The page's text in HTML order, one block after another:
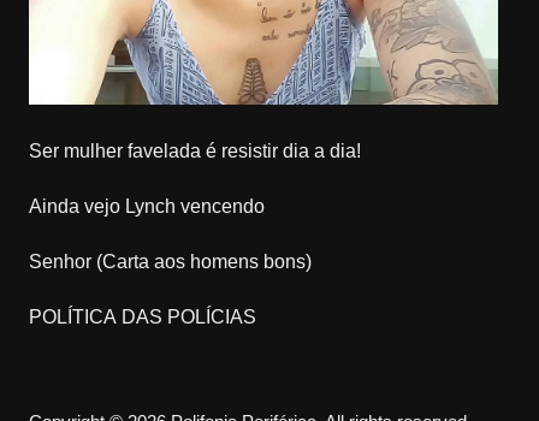
Ser mulher favelada é resistir dia a dia!
Ainda vejo Lynch vencendo
Senhor (Carta aos homens bons)
POLÍTICA DAS POLÍCIAS